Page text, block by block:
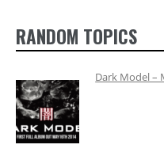
RANDOM TOPICS
Dark Model –